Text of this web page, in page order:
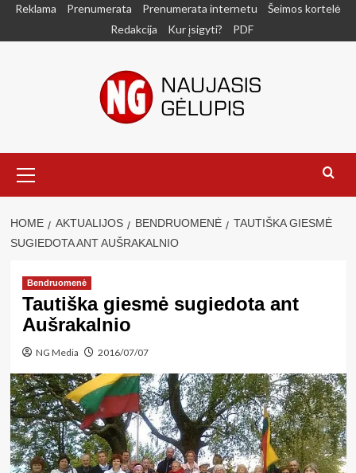
SkipReklama Prenumerata Prenumerata internetu
Šeimos kortelė
Redakcija
Kur įsigyti? PDF
Menu
HOME AKTUALIJOS BENDRUOMENĖ
TAUTIŠKA GIESMĖ
SUGIEDOTA ANT AUŠRAKALNIO
Bendruomenė
Tautiška giesmė sugiedota ant
Aušrakalnio
NG Media 2016/07/07